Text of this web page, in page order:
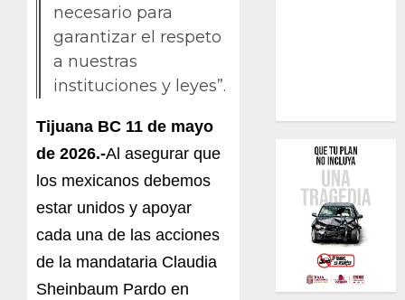
necesario para
garantizar el respeto
a nuestras
instituciones y leyes”.
Tijuana BC 11 de mayo
de 2026.-Al asegurar que
los mexicanos debemos
estar unidos y apoyar
cada una de las acciones
de la mandataria Claudia
Sheinbaum Pardo en